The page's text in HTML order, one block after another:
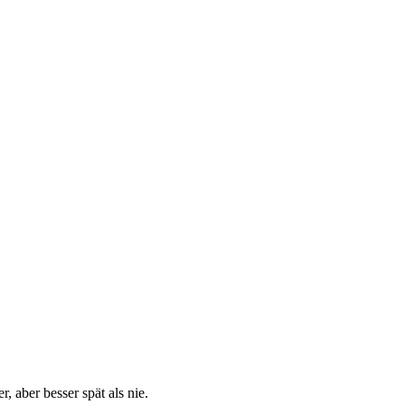
aber besser spät als nie.